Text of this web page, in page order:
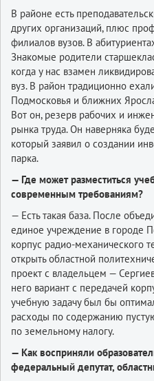
В районе есть
других организаций, плюс
филиалов вузов. В
Знакомые родители
когда у нас взамен
вуз. В район традиционно
Подмосковья и ближних
Вот он, резерв рабочих и
рынка труда. Он наверняка
который заявил о создании
парка.
— Где может разместиться
современным требованиям?
— Есть такая база. После
единое учреждение в городе
корпус радио-механического
открыть областной
проект с владельцем —
него вариант с передачей
учебную задачу был бы
расходы по содержанию
по земельному налогу.
— Как восприняли
федеральный депутат,